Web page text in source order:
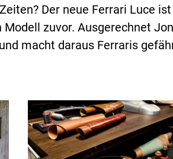
Der neue Ferrari Luce
zuvor. Ausgerechnet
macht daraus Ferraris